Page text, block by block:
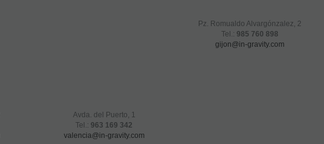
Avda. del Puerto, 1
Tel.: 963 169 342
valencia@in-gravity.com
Pz. Romualdo Alvargónzalez, 2
Tel.: 985 760 898
gijon@in-gravity.com